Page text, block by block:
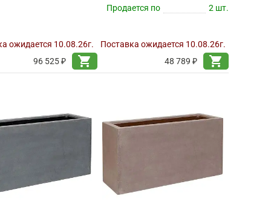
ожидается 10.08.26г.
96 525 ₽
shopping_cart
Продается по
2 шт.
Поставка ожидается 10.08.26г.
48 789 ₽
shopping_cart